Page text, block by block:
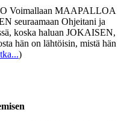
Voimallaan MAAPALLOA
seuraamaan Ohjeitani ja
koska haluan JOKAISEN,
hän on lähtöisin, mistä hän
)